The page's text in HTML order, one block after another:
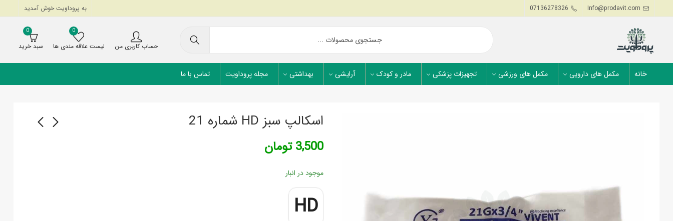
Info@prodavit.com
07136278326 به پروداویت خوش آمدید
حساب کاربری من
0
لیست علاقه مندی ها
0
سبد خرید
خانه مکمل های دارویی مکمل های ورزشی تجهیزات پزشکی مادر و کودک آرایشی بهداشتی مجله پروداویت تماس با ما
اسکالپ سبز HD شماره 21
3,500 تومان
موجود در انبار
HD